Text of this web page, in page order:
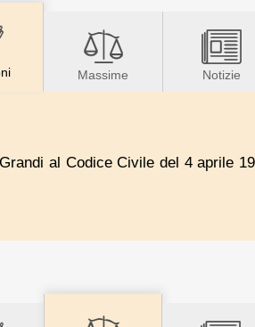
Massime Notizie
al Codice Civile del 4 aprile